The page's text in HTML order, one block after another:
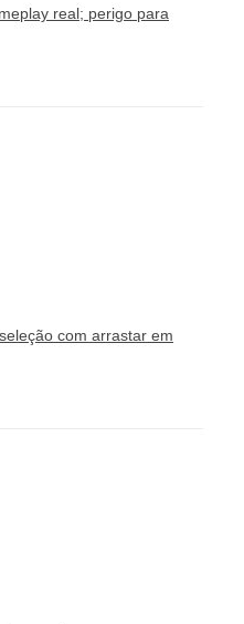
real; perigo para
com arrastar em